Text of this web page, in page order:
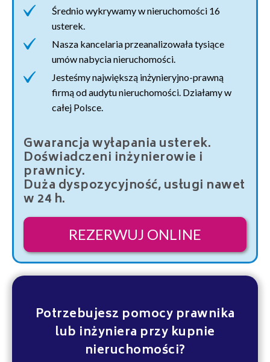
Średnio wykrywamy w nieruchomości 16
usterek.
Nasza kancelaria przeanalizowała tysiące
umów nabycia nieruchomości.
Jesteśmy największą inżynieryjno-prawną
firmą od audytu nieruchomości. Działamy w
całej Polsce.
Gwarancja wyłapania usterek.
Doświadczeni inżynierowie i
prawnicy.
Duża dyspozycyjność, usługi nawet
w 24 h.
REZERWUJ ONLINE
Potrzebujesz pomocy prawnika
lub inżyniera przy kupnie
nieruchomości?